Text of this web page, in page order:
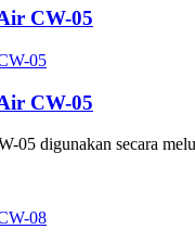
CW-05
CW-05
05 digunakan secara